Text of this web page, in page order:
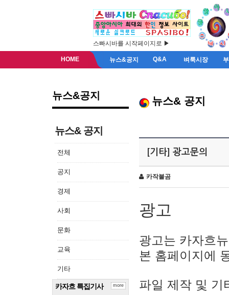
스빠시바를 시작페이지로 ▶
HOME 뉴스&공지 Q&A 벼룩시장
뉴스&공지
뉴스& 공지
전체
공지
경제
사회
문화
교육
기타
카자흐 특집기사 more
뉴스& 공지
[기타] 광고문의
카작불곰
광고
광고는 카자흐
본 홈페이지에
파일 제작 및 기